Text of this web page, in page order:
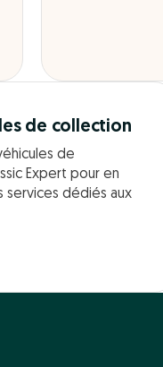
de collection
de
Expert pour en
services dédiés aux